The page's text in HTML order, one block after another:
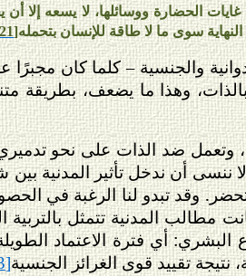
الحضارة ووسائلها، لا يسعه إلا
سوى ما لا طاقة للإنسان بتحمله[21]
والجنسية – كلما كان
وهذا ما يضعف، بطريقة
وتعمل ضد الذات على نحو
ننسى أن ندخل تأثير المدنية بين
وقد تبدو لنا الرغبة في
مطالب المدنية تتمثل بالتربية
البشري: أي فترة الاعتماد
تقييد قوى الغرائز الجنسية[23]